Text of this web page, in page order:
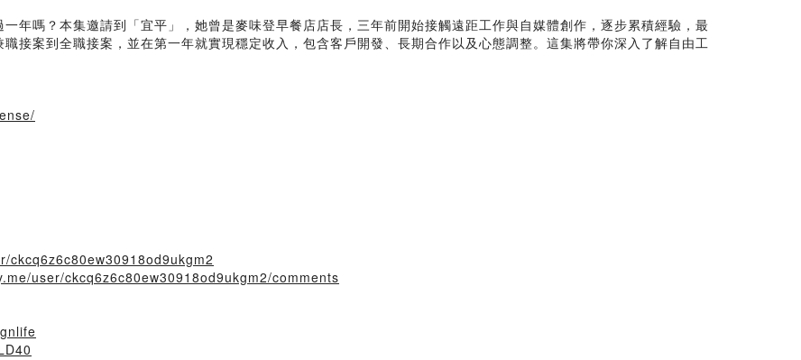
年嗎？本集邀請到「宜平」，她曾是麥味登早餐店店長，三年前開始接觸遠距工作與自媒體創作，逐步累積經驗，最
接案到全職接案，並在第一年就實現穩定收入，包含客戶開發、長期合作以及心態調整。這集將帶你深入了解自由工
user/ckcq6z6c80ew30918od9ukgm2/comments